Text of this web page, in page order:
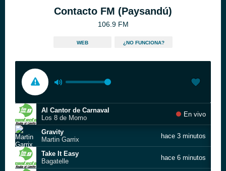
Contacto FM (Paysandú)
106.9 FM
WEB ¿NO FUNCIONA?
Al Cantor de Carnaval
Los 8 de Momo
En vivo
Gravity
Martin Garrix
hace 3 minutos
Take It Easy
Bagatelle
hace 6 minutos